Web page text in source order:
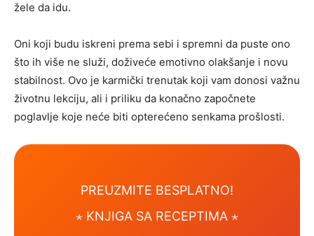
žele da idu.
Oni koji budu iskreni prema sebi i spremni da puste ono
što ih više ne služi, doživeće emotivno olakšanje i novu
stabilnost. Ovo je karmički trenutak koji vam donosi važnu
životnu lekciju, ali i priliku da konačno započnete
poglavlje koje neće biti opterećeno senkama prošlosti.
PREUZMITE BESPLATNO!
⋆ KNJIGA SA RECEPTIMA ⋆